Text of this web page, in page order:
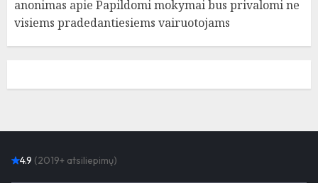
anonimas apie Papildomi mokymai bus privalomi ne
visiems pradedantiesiems vairuotojams
4.9 (2019+ atsiliepimų)